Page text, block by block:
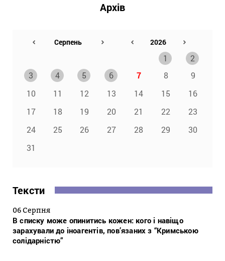
Архів
1
2
3
4 5 6 7 8
9
10
11 12 13 14 15
16
17
18 19 20 21 22
23
24
25 26 27 28 29
30
31
Тексти
06 Серпня
В списку може опинитись кожен: кого і навіщо
зарахували до іноагентів, пов’язаних з “Кримською
солідарністю”